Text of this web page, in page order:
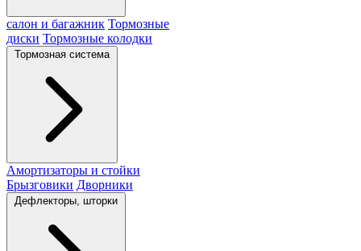
салон и багажник Тормозные
диски Тормозные колодки
Тормозная система
Амортизаторы и стойки
Брызговики Дворники
Дефлекторы, шторки